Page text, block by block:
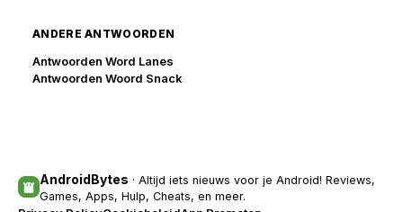
ANDERE ANTWOORDEN
Antwoorden Word Lanes
Antwoorden Woord Snack
AndroidBytes · Altijd iets nieuws voor je Android! Reviews,
Games, Apps, Hulp, Cheats, en meer.